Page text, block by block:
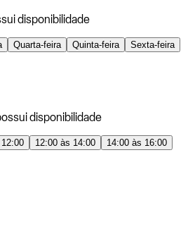
disponibilidade
Quarta-feira Quinta-feira
Sexta-feira
disponibilidade
12:00 às 14:00
14:00 às 16:00